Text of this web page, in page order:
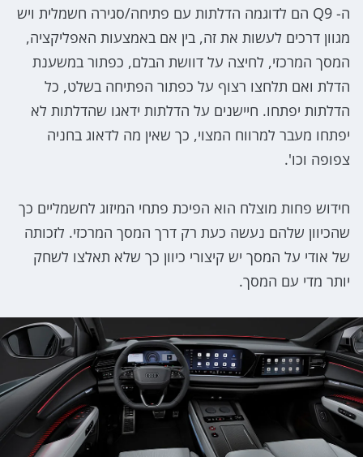
ה- Q9 הם לדוגמה הדלתות עם פתיחה/סגירה חשמלית ויש
מגוון דרכים לעשות את זה, בין אם באמצעות האפליקציה,
המסך המרכזי, לחיצה על דוושת הבלם, כפתור במשענת
הדלת ואם תלחצו רצוף על כפתור הפתיחה בשלט, כל
הדלתות יפתחו. חיישנים על הדלתות ידאגו שהדלתות לא
יפתחו מעבר למרווח המצוי, כך שאין מה לדאוג בחניה
צפופה וכו'.
חידוש פחות מוצלח הוא הפיכת פתחי המיזוג לחשמליים כך
שהכיוון שלהם נעשה כעת רק דרך המסך המרכזי. לזכותה
של אודי על המסך יש קיצורי כיוון כך שלא תאלצו לשחק
יותר מדי עם המסך.